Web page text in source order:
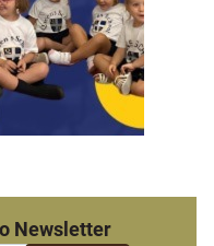
Newsletter